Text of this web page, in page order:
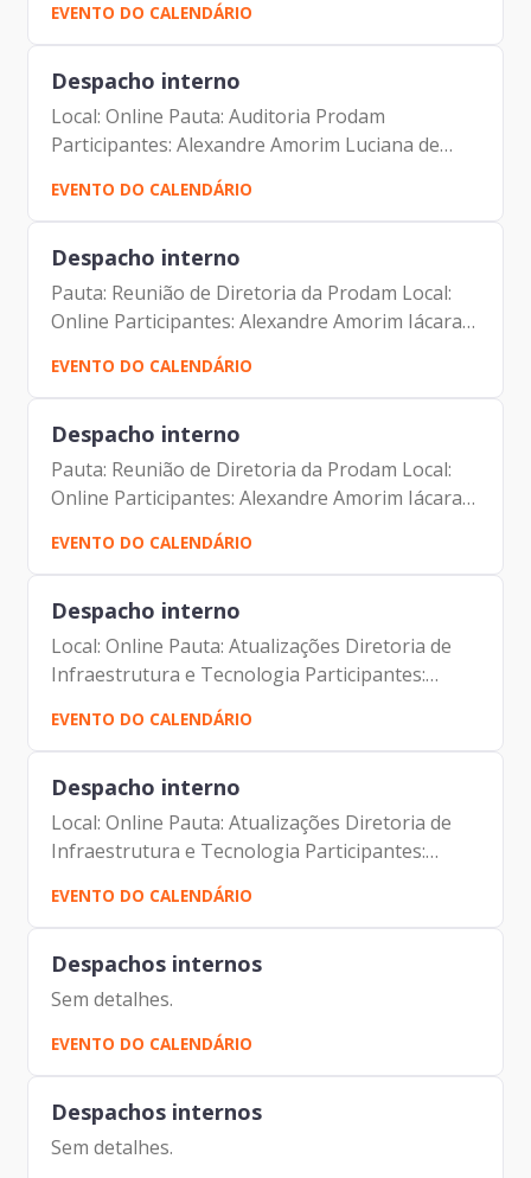
EVENTO DO CALENDÁRIO
Despacho interno
Local: Online Pauta: Auditoria Prodam
Participantes: Alexandre Amorim Luciana de
EVENTO DO CALENDÁRIO
Despacho interno
Pauta: Reunião de Diretoria da Prodam Local:
Online Participantes: Alexandre Amorim Iácara
Faria Alexandre Gedanken Antonio Celso
Albuquerque Filho Camila Murta Camila
Lousada Jorge Leite Luciano...
EVENTO DO CALENDÁRIO
Despacho interno
Pauta: Reunião de Diretoria da Prodam Local:
Online Participantes: Alexandre Amorim Iácara
Faria Alexandre Gedanken Antonio Celso
Albuquerque Filho Camila Murta Camila
Lousada Jorge Leite Luciano...
EVENTO DO CALENDÁRIO
Despacho interno
Local: Online Pauta: Atualizações Diretoria de
Infraestrutura e Tecnologia Participantes:
Alexandre Amorim Alexandre Gedanken Iácara
Faria
EVENTO DO CALENDÁRIO
Despacho interno
Local: Online Pauta: Atualizações Diretoria de
Infraestrutura e Tecnologia Participantes:
Alexandre Amorim Alexandre Gedanken Iácara
Faria
EVENTO DO CALENDÁRIO
Despachos internos
Sem detalhes.
EVENTO DO CALENDÁRIO
Despachos internos
Sem detalhes.